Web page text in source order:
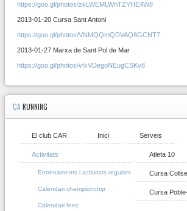
https://goo.gl/photos/zkLWEMLWnTZYHE4W8
2013-01-20 Cursa Sant Antoni
https://goo.gl/photos/VNMQQmQDVAQ8GCNT7
2013-01-27 Marxa de Sant Pol de Mar
https://goo.gl/photos/vfxVDegoNEugCSKv8
CA RUNNING
El club CAR Inici Serveis
Activitats
Entrenaments i activitats regulars
Calendari championchip
Calendari feec
Atleta 10
Cursa
Cursa